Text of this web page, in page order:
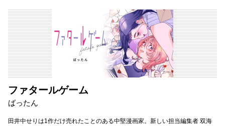
ファタールゲーム
ばったん
田井中せりは1作だけ売れたことのある中堅漫画家。新しい担当編集者 双海